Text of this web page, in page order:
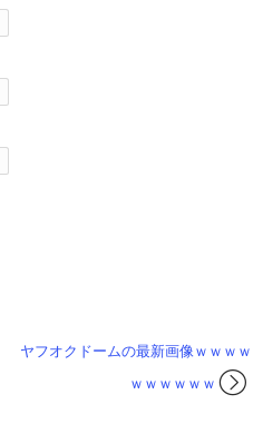
ヤフオクドームの最新画像ｗｗｗｗ
ｗｗｗｗｗｗ